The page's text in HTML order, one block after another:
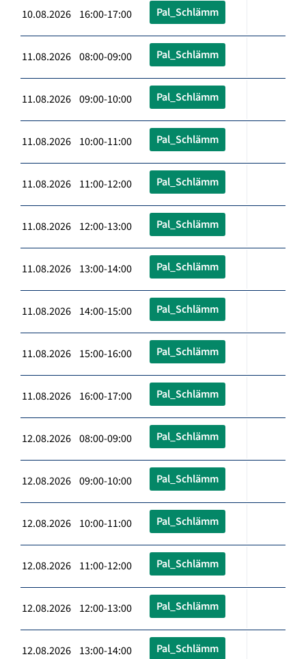
10.08.2026 16:00-17:00 Pal_Schlämm
11.08.2026 08:00-09:00 Pal_Schlämm
11.08.2026 09:00-10:00 Pal_Schlämm
11.08.2026 10:00-11:00 Pal_Schlämm
11.08.2026 11:00-12:00 Pal_Schlämm
11.08.2026 12:00-13:00 Pal_Schlämm
11.08.2026 13:00-14:00 Pal_Schlämm
11.08.2026 14:00-15:00 Pal_Schlämm
11.08.2026 15:00-16:00 Pal_Schlämm
11.08.2026 16:00-17:00 Pal_Schlämm
12.08.2026 08:00-09:00 Pal_Schlämm
12.08.2026 09:00-10:00 Pal_Schlämm
12.08.2026 10:00-11:00 Pal_Schlämm
12.08.2026 11:00-12:00 Pal_Schlämm
12.08.2026 12:00-13:00 Pal_Schlämm
12.08.2026 13:00-14:00 Pal_Schlämm